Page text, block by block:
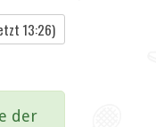
13:26)
der